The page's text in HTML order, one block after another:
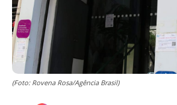
(Foto: Rovena Rosa/Agência Brasil)